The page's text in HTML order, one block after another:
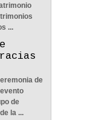
...
de
de
la ...